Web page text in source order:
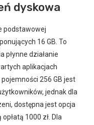
dyskowa
podstawowej
16 GB. To
płynne działanie
aplikacjach
256 GB jest
jednak dla
dostępna jest opcja
1000 zł. Dla